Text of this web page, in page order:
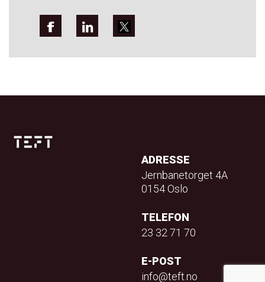
ADRESSE
Jernbanetorget 4A
0154 Oslo
TELEFON
23 32 71 70
E-POST
info@teft.no